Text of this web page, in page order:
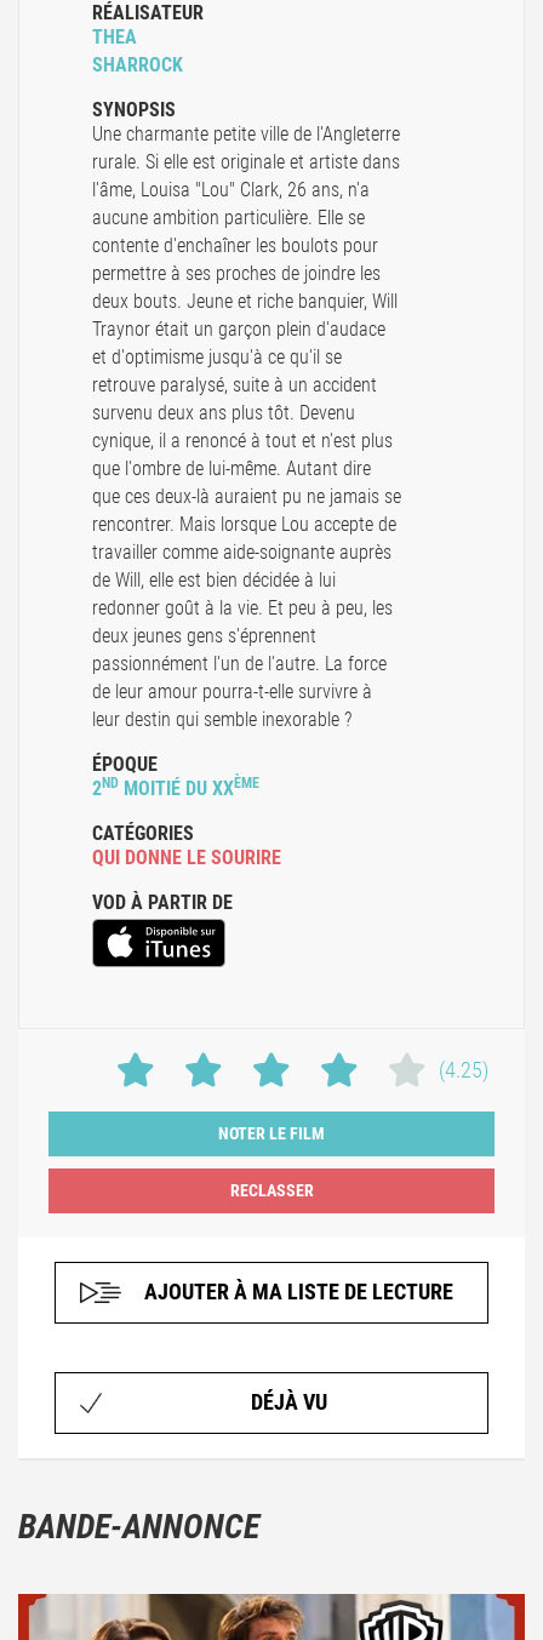
RÉALISATEUR
THEA
SHARROCK
SYNOPSIS
Une charmante petite ville de l'Angleterre
rurale. Si elle est originale et artiste dans
l'âme, Louisa "Lou" Clark, 26 ans, n'a
aucune ambition particulière. Elle se
contente d'enchaîner les boulots pour
permettre à ses proches de joindre les
deux bouts. Jeune et riche banquier, Will
Traynor était un garçon plein d'audace
et d'optimisme jusqu'à ce qu'il se
retrouve paralysé, suite à un accident
survenu deux ans plus tôt. Devenu
cynique, il a renoncé à tout et n'est plus
que l'ombre de lui-même. Autant dire
que ces deux-là auraient pu ne jamais se
rencontrer. Mais lorsque Lou accepte de
travailler comme aide-soignante auprès
de Will, elle est bien décidée à lui
redonner goût à la vie. Et peu à peu, les
deux jeunes gens s'éprennent
passionnément l'un de l'autre. La force
de leur amour pourra-t-elle survivre à
leur destin qui semble inexorable ?
ÉPOQUE
2ND MOITIÉ DU XXÈME
CATÉGORIES
QUI DONNE LE SOURIRE
VOD À PARTIR DE
(4.25)
NOTER LE FILM
AJOUTER À MA LISTE DE LECTURE
DÉJÀ VU
BANDE-ANNONCE